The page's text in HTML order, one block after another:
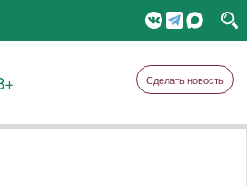
Сделать новость